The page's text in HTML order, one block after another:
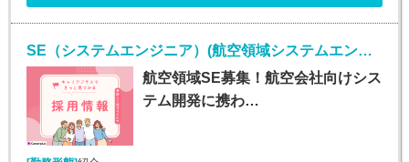
SE（システムエンジニア）(航空領域システムエンジニア/正社員)
航空領域SE募集！航空会社向けシス
テム開発に携わ…